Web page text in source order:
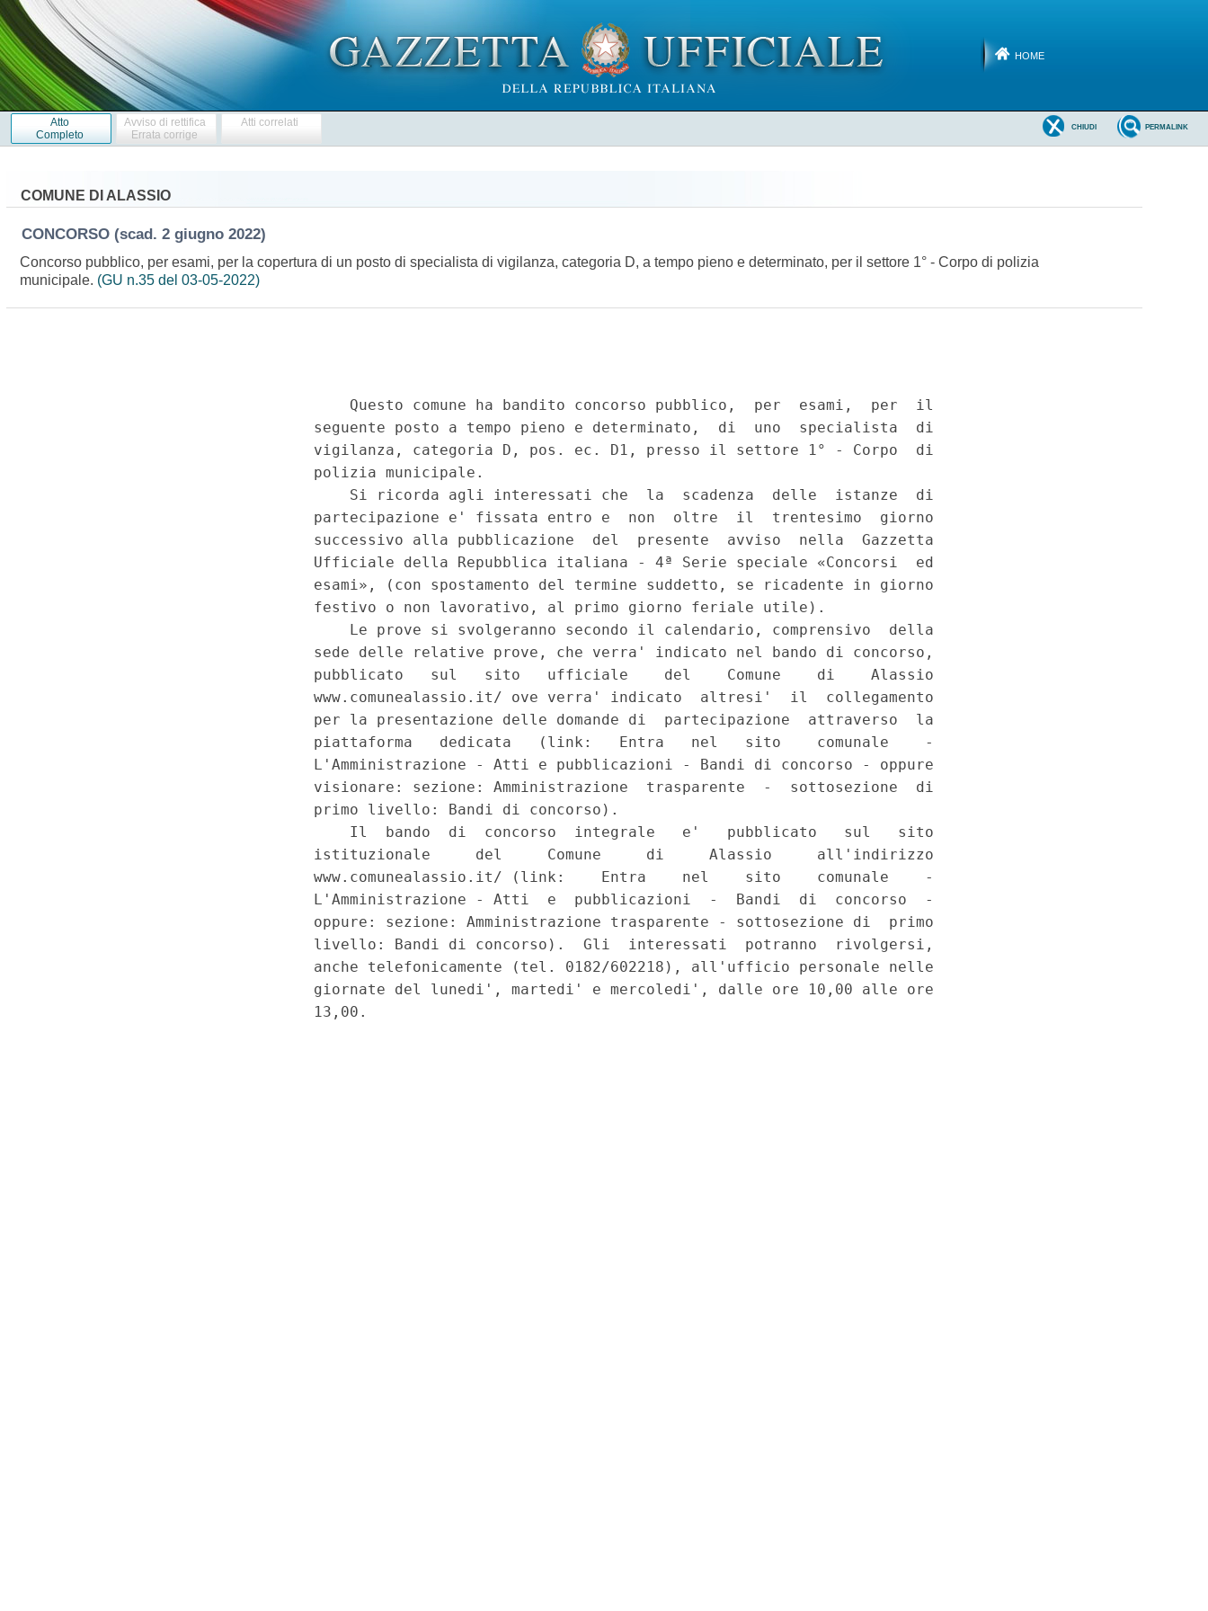
HOME
Atto
Completo
Avviso di rettifica
Errata corrige
Atti correlati PERMALINK
CHIUDI
COMUNE DI ALASSIO
CONCORSO (scad. 2 giugno 2022)
Concorso pubblico, per esami, per la copertura di un posto di specialista di vigilanza, categoria D, a tempo pieno e determinato, per il settore 1° - Corpo di polizia
municipale. (GU n.35 del 03-05-2022)